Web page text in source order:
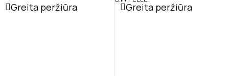
Greita peržiūra
Greita peržiūra